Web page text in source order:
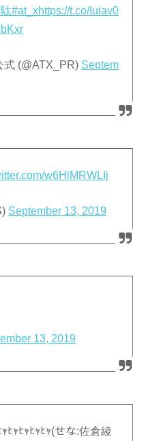
#at_xhttps://t.co/Iuiav0
(@ATX_PR) Septem
w6HlMRWLIj
September 13, 2019
13, 2019
ﾋｬﾋｬﾋｬﾋｬ(せな:佐倉綾